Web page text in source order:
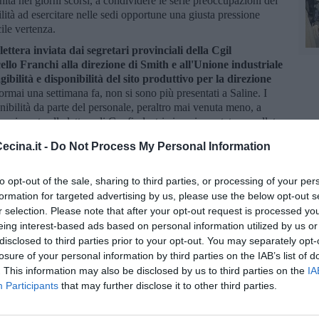
- Do Not Process My Personal Information
opt-out of the sale, sharing to third parties, or processing of your
for targeted advertising by us, please use the below opt-out
selection. Please note that after your opt-out request is processed
interest-based ads based on personal information utilized by us
to third parties prior to your opt-out. You may separately
of your personal information by third parties on the IAB’s list of
This information may also be disclosed by us to third parties on the
Participants that may further disclose it to other third parties.
ad esercitare nelle sedi opportune una giusta pressione
vertenza.
lettera inviata dai segretari provinciali della Cgil
Franchi alla direzione di Smith e all'Unione industriale
e disponibilità del sito produttivo per la direzione
una settimana fa, non si sono più presentati a Saline. I
da parte del personale, peraltro mai venuta meno, a
risposta alla lettera di Confindustria in cui era stato annullato
queste motivazioni.
- che un rapido ripristino delle condizioni di normalità
di tutti".
scorso e probabilmente lo resterà almeno fino al 24. Gli
di messa in libertà, in solidarietà con gli altri lavoratori,
sciopero fino al 26 giugno. E tutti gli altri sono fuori dai
a casa e senza stipendio, che sembra destinata a
la procedura di mobilità per la chiusura dello stabilimento.